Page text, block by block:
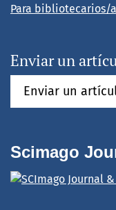
Para bibliotecarios/
Enviar un
Enviar un
Scimago